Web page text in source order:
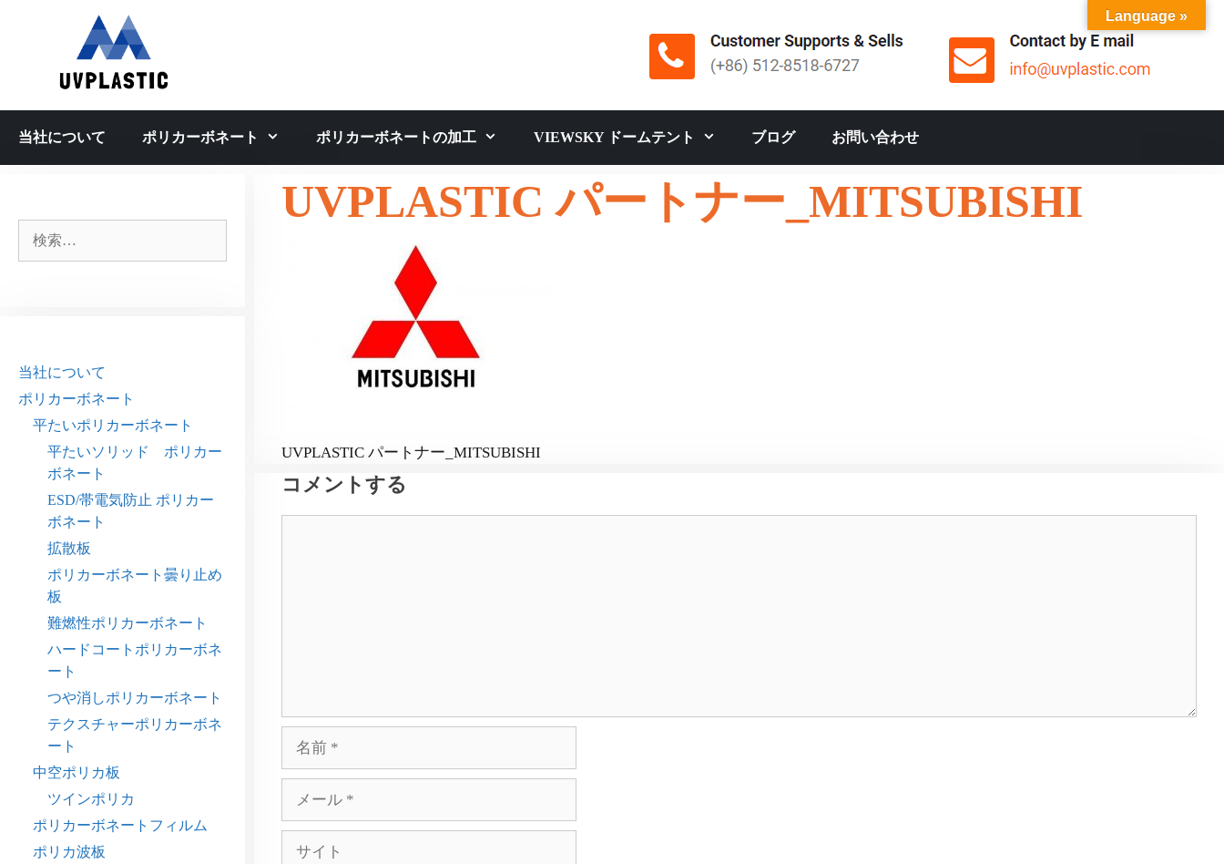
キ
当社について ポリカーボネート ポリカーボネートの加工 VIEWSKY ドームテント ブログ お問い合わせ
UVPLASTIC パートナー_MITSUBISHI
UVPLASTIC パートナー_MITSUBISHI
コメントする
ル
索:
当社について
ポリカーボネート
平たいポリカーボネート
平たいソリッド ポリカー
ボネート
ESD/帯電気防止 ポリカー
ボネート
拡散板
ポリカーボネート曇り止め
板
難燃性ポリカーボネート
ハードコートポリカーボネ
ート
つや消しポリカーボネート
テクスチャーポリカーボネ
ート
中空ポリカ板
ツインポリカ
ポリカーボネートフィルム
ポリカ波板
Language »